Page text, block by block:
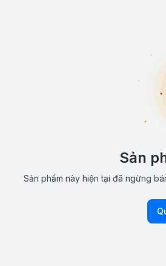
Sản
Sản phẩm này hiện tại đã ngừng